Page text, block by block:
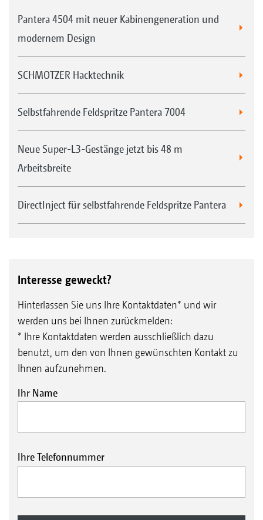
Pantera 4504 mit neuer Kabinengeneration und
modernem Design
SCHMOTZER Hacktechnik
Selbstfahrende Feldspritze Pantera 7004
Neue Super-L3-Gestänge jetzt bis 48 m
Arbeitsbreite
DirectInject für selbstfahrende Feldspritze Pantera
Interesse geweckt?
Hinterlassen Sie uns Ihre Kontaktdaten* und wir
werden uns bei Ihnen zurückmelden:
* Ihre Kontaktdaten werden ausschließlich dazu
benutzt, um den von Ihnen gewünschten Kontakt zu
Ihnen aufzunehmen.
Ihr Name
Ihre Telefonnummer